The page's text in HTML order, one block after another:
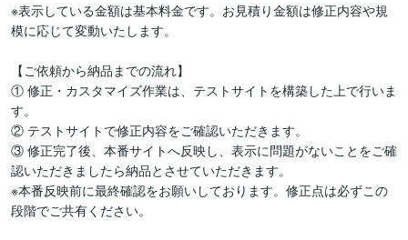
※表示している金額は基本料金です。お見積り金額は修正内容や規
模に応じて変動いたします。
【ご依頼から納品までの流れ】
① 修正・カスタマイズ作業は、テストサイトを構築した上で行いま
す。
② テストサイトで修正内容をご確認いただきます。
③ 修正完了後、本番サイトへ反映し、表示に問題がないことをご確
認いただきましたら納品とさせていただきます。
※本番反映前に最終確認をお願いしております。修正点は必ずこの
段階でご共有ください。